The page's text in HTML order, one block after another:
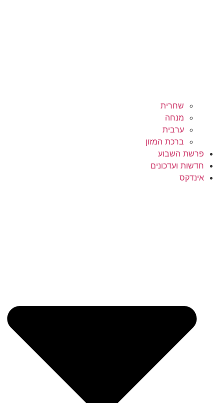
שחרית
מנחה
ערבית
ברכת המזון
פרשת השבוע
חדשות ועדכונים
אינדקס